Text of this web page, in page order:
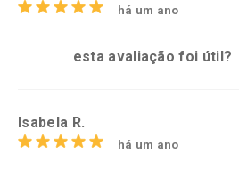
há um ano
esta avaliação foi útil?
Isabela R.
há um ano